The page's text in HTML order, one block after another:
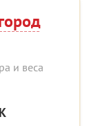
и веса